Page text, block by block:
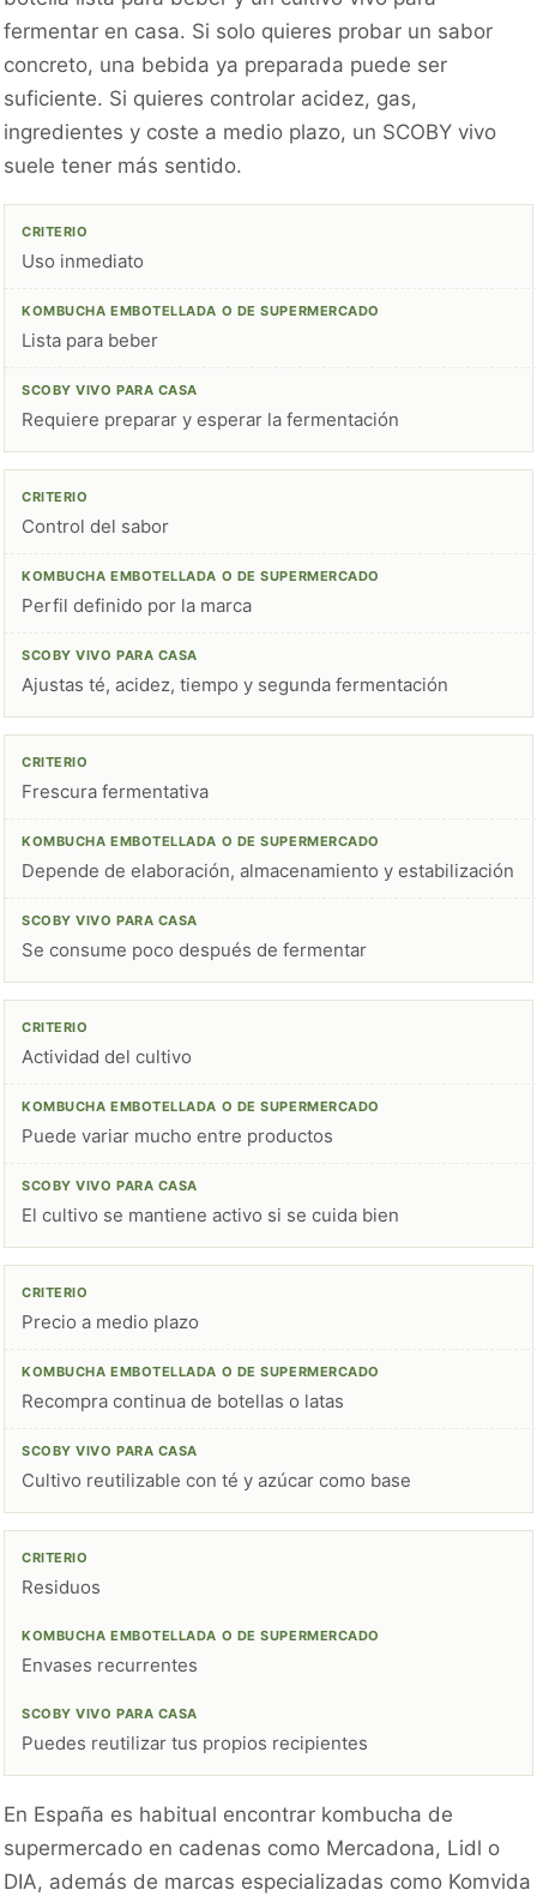
fermentar en casa. Si solo quieres probar un sabor
concreto, una bebida ya preparada puede ser
suficiente. Si quieres controlar acidez, gas,
ingredientes y coste a medio plazo, un SCOBY vivo
suele tener más sentido.
Uso inmediato
Lista para beber
Requiere preparar y esperar la fermentación
Control del sabor
Perfil definido por la marca
Ajustas té, acidez, tiempo y segunda fermentación
Frescura fermentativa
Depende de elaboración, almacenamiento y estabilización
Se consume poco después de fermentar
Actividad del cultivo
Puede variar mucho entre productos
El cultivo se mantiene activo si se cuida bien
Precio a medio plazo
Recompra continua de botellas o latas
Cultivo reutilizable con té y azúcar como base
Residuos
Envases recurrentes
Puedes reutilizar tus propios recipientes
En España es habitual encontrar kombucha de
supermercado en cadenas como Mercadona, Lidl o
DIA, además de marcas especializadas como Komvida